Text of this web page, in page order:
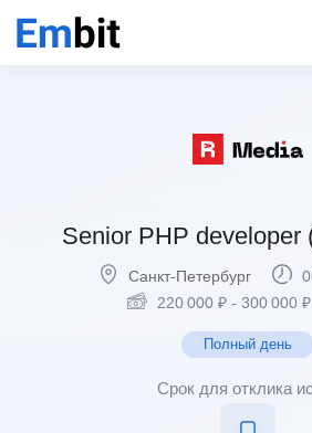
Senior PHP developer
Санкт-Петербург
220 000 ₽- 300 000 ₽
Полный день
Срок для отклика